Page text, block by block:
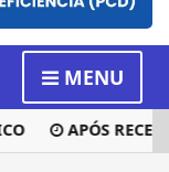
MENU
APÓS